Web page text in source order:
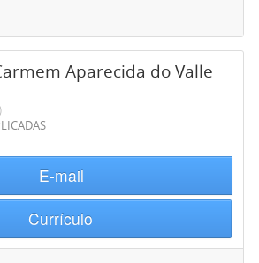
Aparecida do Valle
E-mail
Currículo